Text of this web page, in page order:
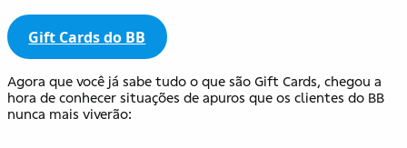
Gift Cards do BB
Agora que você já sabe tudo o que são Gift Cards, chegou a
hora de conhecer situações de apuros que os clientes do BB
nunca mais viverão: